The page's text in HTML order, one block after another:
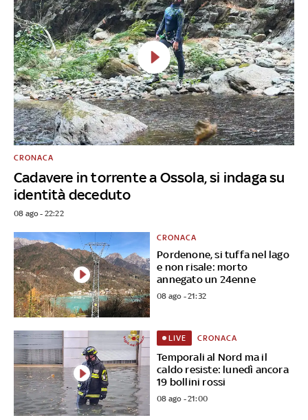
Cadavere in torrente a Ossola, si indaga su
identità deceduto
CRONACA
08 ago - 22:22
Pordenone, si tuffa nel lago
e non risale: morto
annegato un 24enne
CRONACA
08 ago - 21:32
Temporali al Nord ma il
caldo resiste: lunedì ancora
19 bollini rossi
LIVE CRONACA
08 ago - 21:00